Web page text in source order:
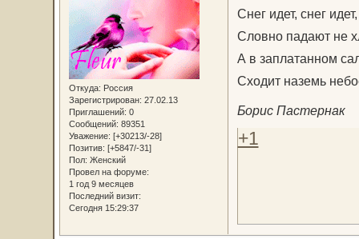
Откуда: Россия
Зарегистрирован: 27.02.13
Приглашений: 0
Сообщений: 89351
Уважение: [+30213/-28]
Позитив: [+5847/-31]
Пол: Женский
Провел на форуме:
1 год 9 месяцев
Последний визит:
Сегодня 15:29:37
Снег идет, снег идет,
Словно падают не
А в заплатанном
Сходит наземь
Борис Пастернак
+1